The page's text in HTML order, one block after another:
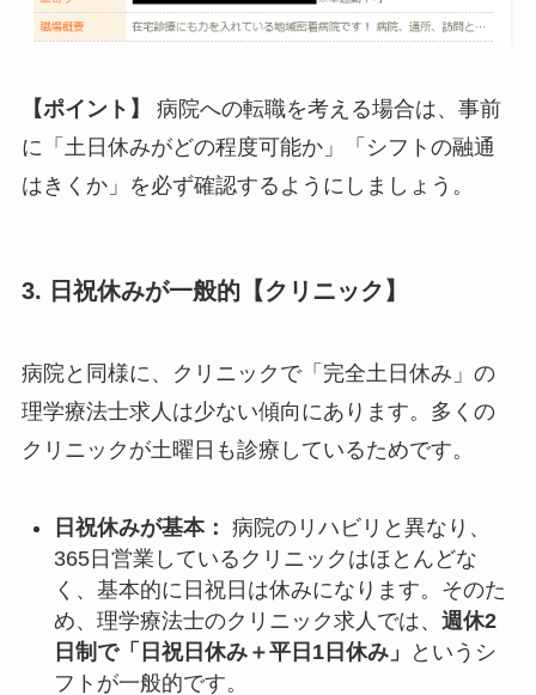
【ポイント】
病院への転職を考える場合は、事前
に「土日休みがどの程度可能か」「シフトの融通
はきくか」を必ず確認するようにしましょう。
3. 日祝休みが一般的【クリニック】
病院と同様に、クリニックで「完全土日休み」の
理学療法士求人は少ない傾向にあります。多くの
クリニックが土曜日も診療しているためです。
日祝休みが基本： 病院のリハビリと異なり、
365日営業しているクリニックはほとんどな
く、基本的に日祝日は休みになります。そのた
め、理学療法士のクリニック求人では、 週休2
日制で「日祝日休み＋平日1日休み」
というシ
フトが一般的です。